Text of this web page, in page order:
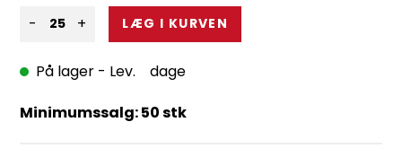
- +
På lager - Lev. dage
Minimumssalg: 50 stk